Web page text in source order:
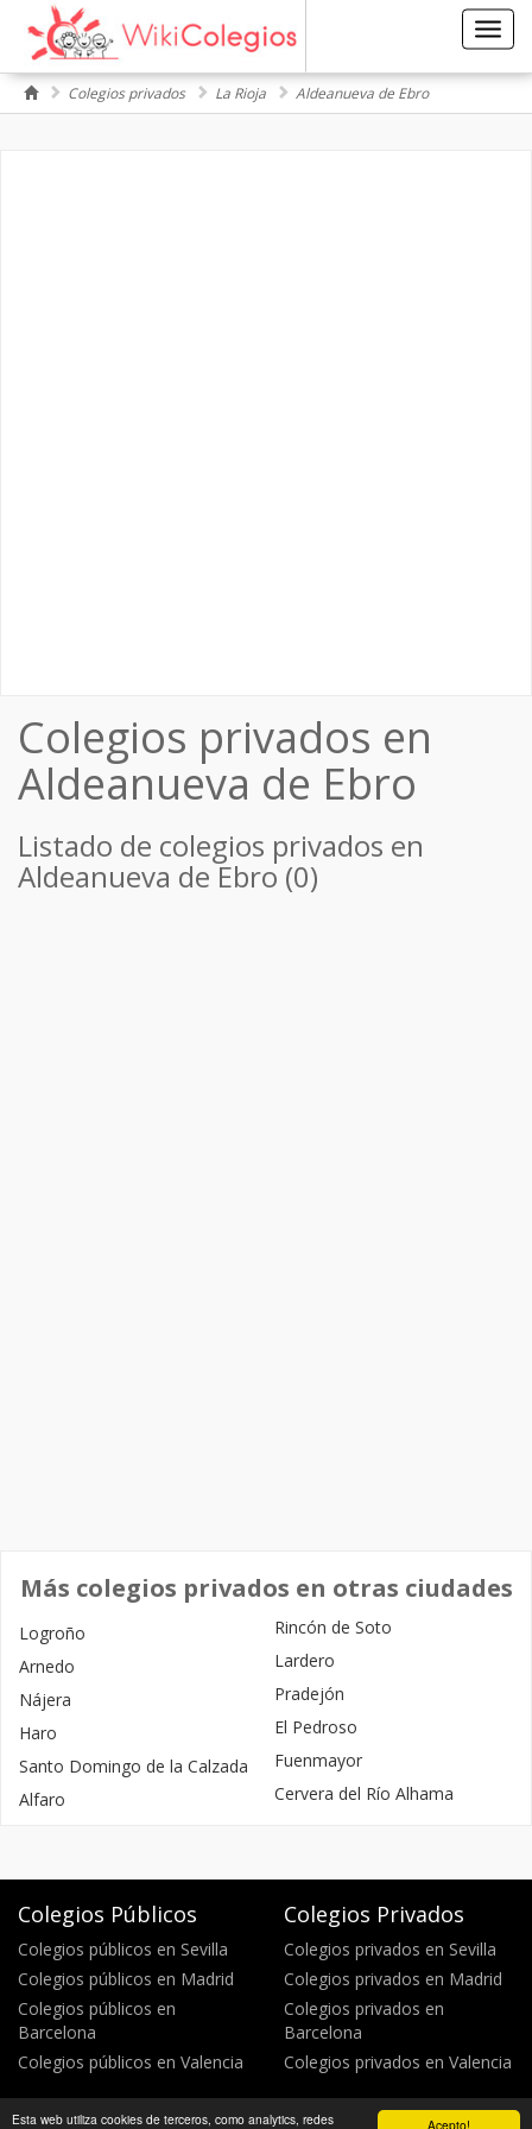
Acepto!
Esta web utiliza cookies de terceros, como analytics, redes
Colegios privados La Rioja Aldeanueva de Ebro
Colegios privados en
Aldeanueva de Ebro
Listado de colegios privados en
Aldeanueva de Ebro (0)
Más colegios privados en otras ciudades
Logroño
Arnedo
Nájera
Haro
Santo Domingo de la Calzada
Alfaro
Rincón de Soto
Lardero
Pradejón
El Pedroso
Fuenmayor
Cervera del Río Alhama
Colegios Públicos
Colegios públicos en Sevilla
Colegios públicos en Madrid
Colegios públicos en
Barcelona
Colegios públicos en Valencia
Colegios Privados
Colegios privados en Sevilla
Colegios privados en Madrid
Colegios privados en
Barcelona
Colegios privados en Valencia